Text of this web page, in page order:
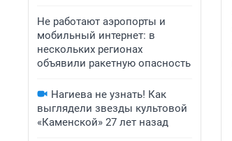
Не работают аэропорты и
мобильный интернет: в
нескольких регионах
объявили ракетную опасность
Нагиева не узнать! Как
выглядели звезды культовой
«Каменской» 27 лет назад